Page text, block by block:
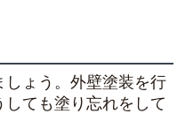
ょう。外壁塗装を行
ても塗り忘れをして